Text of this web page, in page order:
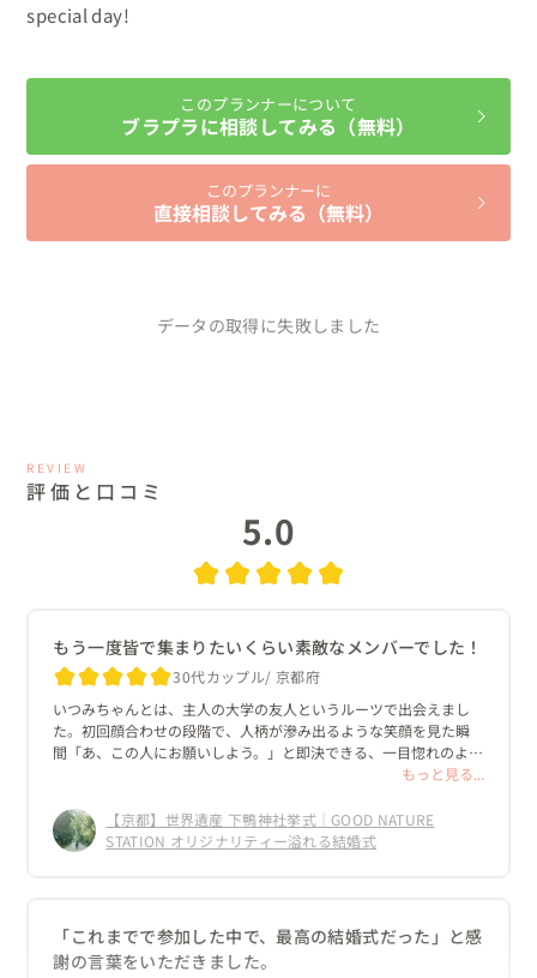
special day!
このプランナーについて
ブラプラに相談してみる（無料）
このプランナーに
直接相談してみる（無料）
データの取得に失敗しました
REVIEW
評価と口コミ
5.0
もう一度皆で集まりたいくらい素敵なメンバーでした！
30代カップル 京都府
いつみちゃんとは、主人の大学の友人というルーツで出会えまし
た。初回顔合わせの段階で、人柄が滲み出るような笑顔を見た瞬
間「あ、この人にお願いしよう。」と即決できる、一目惚れのよう
初回からまるで昔からの友人に相談している感覚で、自分のこと
のように寄り添ってくださる姿勢がとても話しやすかったのを覚
まらなくなる瞬間もあったのですが、そんな時はいつみちゃんが
軌道修正してくれます。
もっと見る...
【京都】世界遺産 下鴨神社挙式｜GOOD NATURE
STATION オリジナリティー溢れる結婚式
「これまでで参加した中で、最高の結婚式だった」と感
謝の言葉をいただきました。